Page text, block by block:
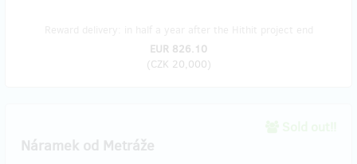
EUR 826.10
(CZK 20,000)
Náramek od Metráže